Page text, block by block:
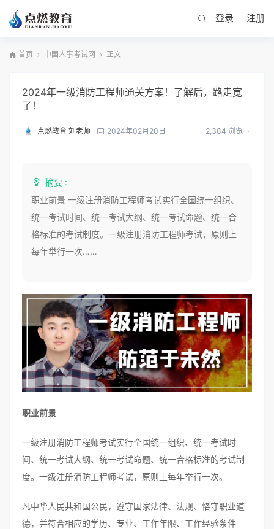
登录 注册
首页 中国人事考试网 正文
2024年一级消防工程师通关方案！了解后，路走宽
了！
点燃教育 刘老师 2024年02月20日 2,384 浏览
摘要 :
职业前景 一级注册消防工程师考试实行全国统一组织、
统一考试时间、统一考试大纲、统一考试命题、统一合
格标准的考试制度。一级注册消防工程师考试，原则上
每年举行一次……
职业前景
一级注册消防工程师考试实行全国统一组织、统一考试时
间、统一考试大纲、统一考试命题、统一合格标准的考试制
度。一级注册消防工程师考试，原则上每年举行一次。
凡中华人民共和国公民，遵守国家法律、法规、恪守职业道
德，并符合相应的学历、专业、工作年限、工作经验条件